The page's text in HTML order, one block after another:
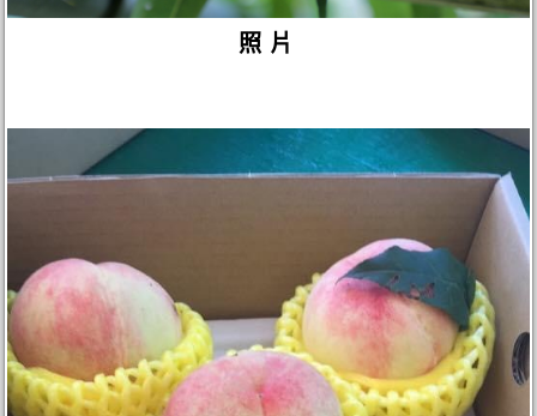
照片